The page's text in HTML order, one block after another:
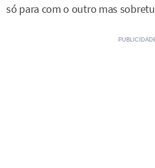
só para com o outro mas